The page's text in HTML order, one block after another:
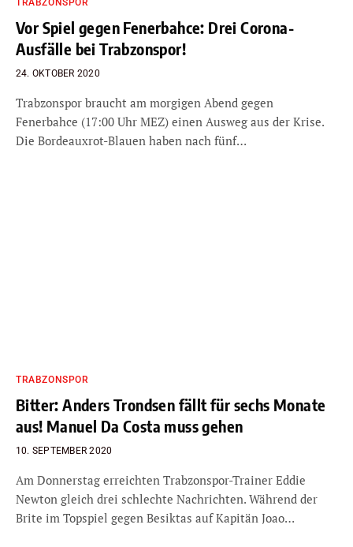
TRABZONSPOR
Vor Spiel gegen Fenerbahce: Drei Corona-
Ausfälle bei Trabzonspor!
24. OKTOBER 2020
Trabzonspor braucht am morgigen Abend gegen
Fenerbahce (17:00 Uhr MEZ) einen Ausweg aus der Krise.
Die Bordeauxrot-Blauen haben nach fünf…
TRABZONSPOR
Bitter: Anders Trondsen fällt für sechs Monate
aus! Manuel Da Costa muss gehen
10. SEPTEMBER 2020
Am Donnerstag erreichten Trabzonspor-Trainer Eddie
Newton gleich drei schlechte Nachrichten. Während der
Brite im Topspiel gegen Besiktas auf Kapitän Joao…